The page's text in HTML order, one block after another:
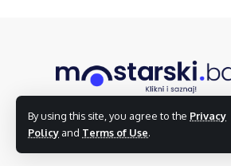
By using this site, you agree to the Privacy
Policy and Terms of Use.
O nama Impressum